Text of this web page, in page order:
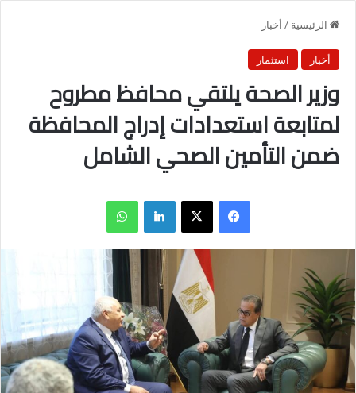
الرئيسية / أخبار
أخبار استثمار
وزير الصحة يلتقي محافظ مطروح
لمتابعة استعدادات إدراج المحافظة
ضمن التأمين الصحي الشامل
فيسبوك X لينكدإن